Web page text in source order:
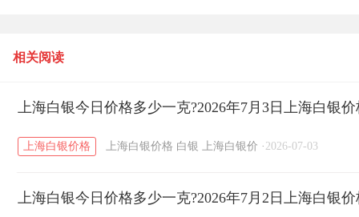
相关阅读
上海白银今日价格多少一克?2026年7月3日上海白银
上海白银价格 上海白银价格 白银 上海白银价 · 2026-07-03
上海白银今日价格多少一克?2026年7月2日上海白银